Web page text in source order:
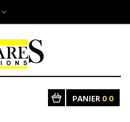
PANIER00